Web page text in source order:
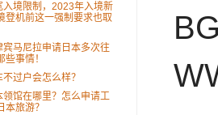
入境限制，2023年入境新
登机前这一强制要求也取
宾马尼拉申请日本多次往
些事情！
过户会怎么样？
领馆在哪里？怎么申请工
本旅游？